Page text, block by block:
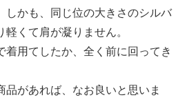
しかも、同じ位の大きさのシルバ
くて肩が凝りません。
着用てしたか、全く前に回ってき
品があれば、なお良いと思いま